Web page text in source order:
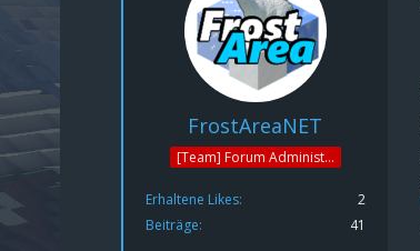
FrostAreaNET
[Team] Forum Administrator
Erhaltene Likes
2
Beiträge
41